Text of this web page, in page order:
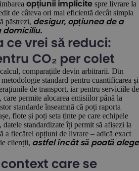
opțiunii implicite spre livrare la
de câteva ori mai eficientă decât simpla
păstrezi, desigur, opțiunea de a
domiciliu.
ce vrei să reduci:
CO₂ per colet
comparațiile devin arbitrarii. Din
standard pentru cuantificarea și
de transport, iar pentru serviciile de
, care permite alocarea emisiilor până la
standarde înseamnă că poți raporta
flote și poți seta ținte pe care echipele
standardizate îți permit să afișezi la
a fiecărei opțiuni de livrare – adică exact
clienții, astfel încât să poată alege
care se